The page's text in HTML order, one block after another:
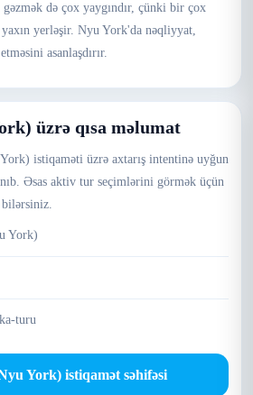
də çox yaygındır, çünki bir çox
yerləşir. Nyu York'da nəqliyyat,
asanlaşdırır.
üzrə qısa məlumat
istiqaməti üzrə axtarış intentinə uyğun
Əsas aktiv tur seçimlərini görmək üçün
bilərsiniz.
York)
turu
York) istiqamət səhifəsi